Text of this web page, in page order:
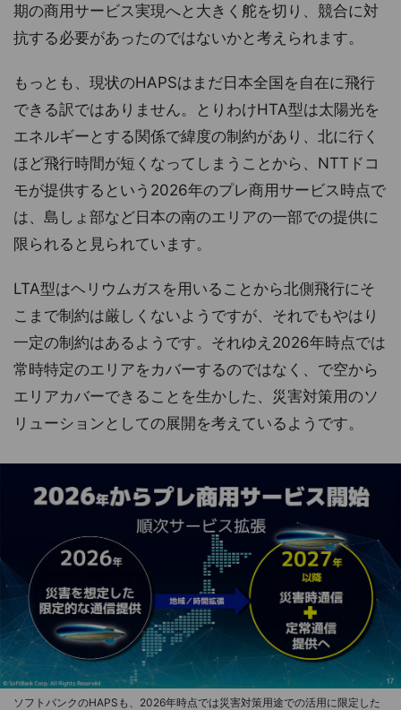
期の商用サービス実現へと大きく舵を切り、競合に対
抗する必要があったのではないかと考えられます。
もっとも、現状のHAPSはまだ日本全国を自在に飛行
できる訳ではありません。とりわけHTA型は太陽光を
エネルギーとする関係で緯度の制約があり、北に行く
ほど飛行時間が短くなってしまうことから、NTTドコ
モが提供するという2026年のプレ商用サービス時点で
は、島しょ部など日本の南のエリアの一部での提供に
限られると見られています。
LTA型はヘリウムガスを用いることから北側飛行にそ
こまで制約は厳しくないようですが、それでもやはり
一定の制約はあるようです。それゆえ2026年時点では
常時特定のエリアをカバーするのではなく、で空から
エリアカバーできることを生かした、災害対策用のソ
リューションとしての展開を考えているようです。
ソフトバンクのHAPSも、2026年時点では災害対策用途での活用に限定した